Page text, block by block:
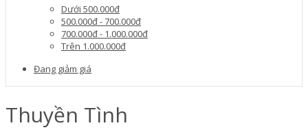
Dưới 500.000đ
500.000đ - 700.000đ
700.000đ - 1.000.000đ
Trên 1.000.000đ
Đang giảm giá
Thuyền Tình